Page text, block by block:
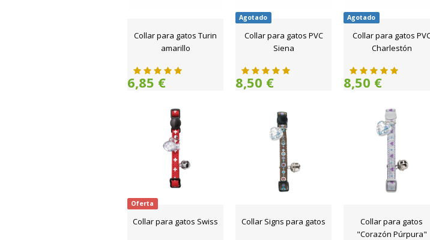
Collar para gatos Turin
amarillo
6,85 €
Agotado
Collar para gatos PVC
Siena
8,50 €
Agotado
Collar para gatos
Charlestón
8,50 €
Oferta
Collar para gatos Swiss Collar Signs para gatos
Collar para gatos
"Corazón Púrpura"